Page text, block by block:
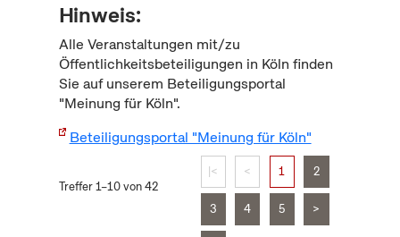
Hinweis:
Alle Veranstaltungen mit/zu
Öffentlichkeitsbeteiligungen in Köln finden
Sie auf unserem Beteiligungsportal
"Meinung für Köln".
Beteiligungsportal "Meinung für Köln"
Treffer 1–10 von 42
|< < 1 2
3 4 5 >